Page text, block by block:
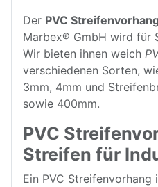
Der PVC Streifenvorhang
Marbex® GmbH wird für
Wir bieten ihnen weich
verschiedenen Sorten,
3mm, 4mm und
sowie 400mm.
PVC
Streifen für
Ein PVC Streifenvorhang